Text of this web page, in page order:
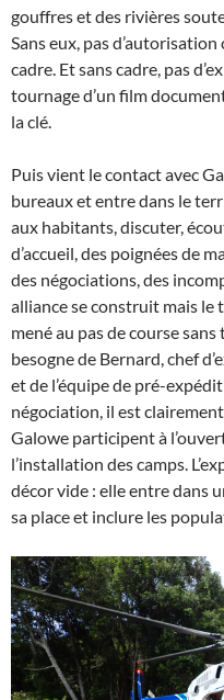
gouffres et des rivières
Sans eux, pas
cadre. Et sans cadre, pas
tournage d’un film
la clé.
Puis vient le contact avec
bureaux et entre dans le
aux habitants, discuter,
d’accueil, des poignées de
des négociations, des
alliance se construit mais le
mené au pas de course sans
besogne de Bernard, chef
et de l’équipe de pré-
négociation, il est
Galowe participent à
l’installation des camps.
décor vide : elle entre dans
sa place et inclure les